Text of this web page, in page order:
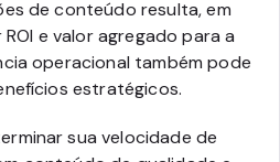
de conteúdo resulta, em
e valor agregado para a
operacional também pode
estratégicos.
sua velocidade de